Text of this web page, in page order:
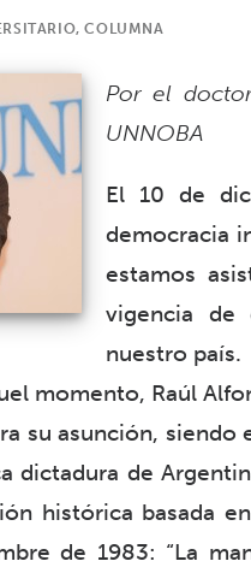
,COLUMNA
Por el
UNNOBA
El 10 de
democracia
estamos
vigencia de
nuestro país.
momento, Raúl
su asunción,
dictadura de
histórica basada
de 1983: “La